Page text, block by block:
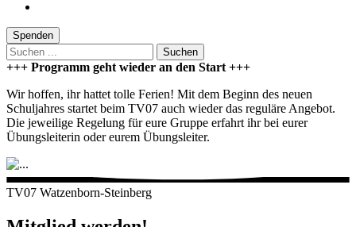
Spenden
Suchen
+++ Programm geht wieder an den Start +++
Wir hoffen, ihr hattet tolle Ferien! Mit dem Beginn des neuen
Schuljahres startet beim TV07 auch wieder das reguläre Angebot.
Die jeweilige Regelung für eure Gruppe erfahrt ihr bei eurer
Übungsleiterin oder eurem Übungsleiter.
TV07 Watzenborn-Steinberg